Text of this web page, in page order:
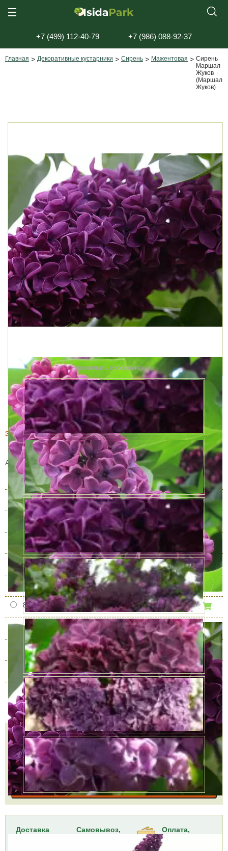
Главная > Декоративные кустарники > Сирень > Мажентовая > Сирень
Маршал
Жуков
(Маршал
Жуков)
Увеличить изображение
Этот товар купили 2 раз за месяц
Сирень Маршал Жуков (Маршал Жуков)
Артикул: SV_1945
3 года 1000 руб.
В наличии
4 года 1650 руб.
В наличии
5 лет В наличии
6 лет 7950 руб.
В наличии
7 лет 8950 руб.
В наличии
8 лет 10900 руб.
В наличии
9 лет 12900 руб.
В наличии
10 лет 17900 руб.
В наличии
11 лет 21900 руб.
В наличии
12 лет 23900 руб.
В наличии
Количество
В КОРЗИНУ
КУПИТЬ В ОДИН КЛИК
Доставка
Самовывоз,
Оплата,
Наличными,
+7 (499) 112-40-79 +7 (986) 088-92-37